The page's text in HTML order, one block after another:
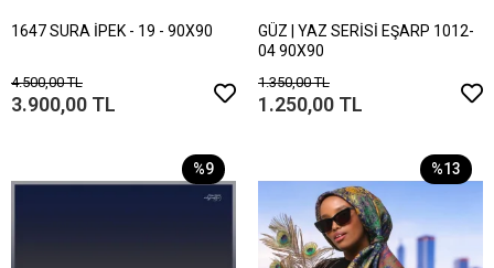
1647 SURA İPEK - 19 - 90X90
4.500,00 TL
3.900,00 TL
GÜZ | YAZ SERİSİ EŞARP 1012-
04 90X90
1.350,00 TL
1.250,00 TL
%9 %13